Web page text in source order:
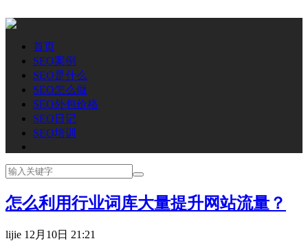
首页
SEO案例
SEO是什么
SEO怎么做
SEO外包价格
SEO日记
SEO培训
怎么利用行业词库大量提升网站流量？
lijie 12月10日 21:21